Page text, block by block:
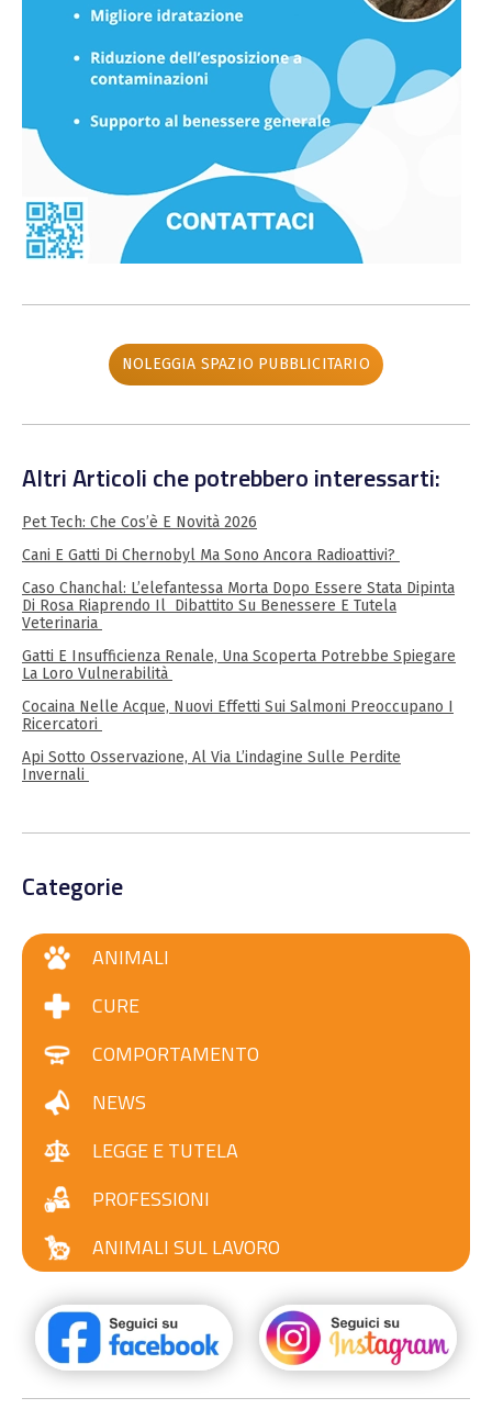
NOLEGGIA SPAZIO PUBBLICITARIO
Altri Articoli che potrebbero interessarti:
Pet Tech: Che Cos’è E Novità 2026
Cani E Gatti Di Chernobyl Ma Sono Ancora Radioattivi?
Caso Chanchal: L’elefantessa Morta Dopo Essere Stata Dipinta
Di Rosa Riaprendo Il Dibattito Su Benessere E Tutela
Veterinaria
Gatti E Insufficienza Renale, Una Scoperta Potrebbe Spiegare
La Loro Vulnerabilità
Cocaina Nelle Acque, Nuovi Effetti Sui Salmoni Preoccupano I
Ricercatori
Api Sotto Osservazione, Al Via L’indagine Sulle Perdite
Invernali
Categorie
ANIMALI
CURE
COMPORTAMENTO
NEWS
LEGGE E TUTELA
PROFESSIONI
ANIMALI SUL LAVORO